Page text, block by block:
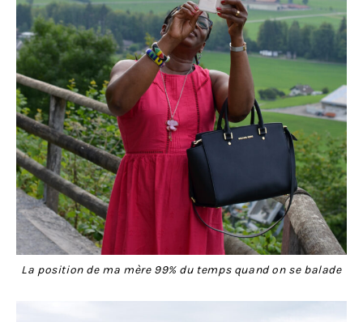
La position de ma mère 99% du temps quand on se balade